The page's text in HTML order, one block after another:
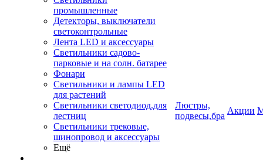
промышленные
Детекторы, выключатели
светоконтрольные
Лента LED и аксессуары
Светильники садово-
парковые и на солн. батарее
Фонари
Светильники и лампы LED
для растений
Светильники светодиод.для
лестниц
Светильники трековые,
шинопровод и аксессуары
Ещё
Люстры,
подвесы,бра
Акции